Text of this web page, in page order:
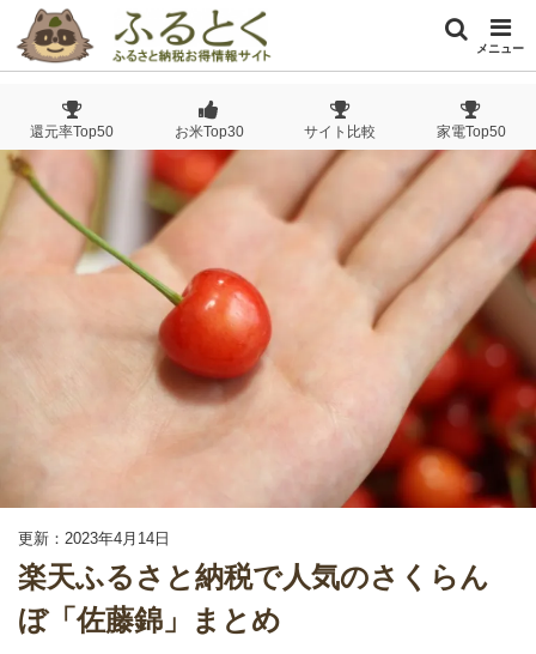
メニュー
還元率Top50 お米Top30 サイト比較 家電Top50
更新：2023年4月14日
楽天ふるさと納税で人気のさくらん
ぼ「佐藤錦」まとめ